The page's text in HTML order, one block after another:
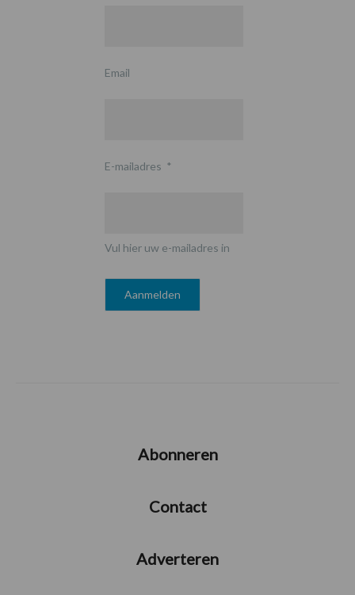
Email
E-mailadres *
Vul hier uw e-mailadres in
Abonneren
Contact
Adverteren